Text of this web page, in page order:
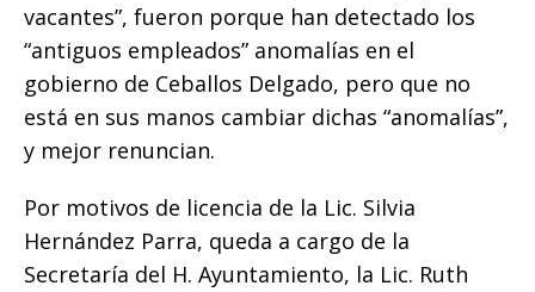
vacantes”, fueron porque han detectado los
“antiguos empleados” anomalías en el
gobierno de Ceballos Delgado, pero que no
está en sus manos cambiar dichas “anomalías”,
y mejor renuncian.
Por motivos de licencia de la Lic. Silvia
Hernández Parra, queda a cargo de la
Secretaría del H. Ayuntamiento, la Lic. Ruth